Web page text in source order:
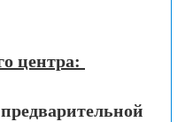
центра: